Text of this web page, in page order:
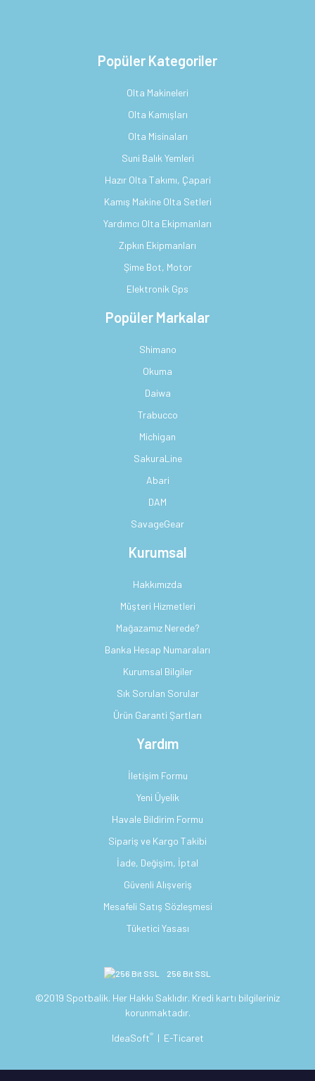
Popüler Kategoriler
Olta Makineleri
Olta Kamışları
Olta Misinaları
Suni Balık Yemleri
Hazır Olta Takımı, Çapari
Kamış Makine Olta Setleri
Yardımcı Olta Ekipmanları
Zıpkın Ekipmanları
Şime Bot, Motor
Elektronik Gps
Popüler Markalar
Shimano
Okuma
Daiwa
Trabucco
Michigan
SakuraLine
Abari
DAM
SavageGear
Kurumsal
Hakkımızda
Müşteri Hizmetleri
Mağazamız Nerede?
Banka Hesap Numaraları
Kurumsal Bilgiler
Sık Sorulan Sorular
Ürün Garanti Şartları
Yardım
İletişim Formu
Yeni Üyelik
Havale Bildirim Formu
Sipariş ve Kargo Takibi
İade, Değişim, İptal
Güvenli Alışveriş
Mesafeli Satış Sözleşmesi
Tüketici Yasası
256 Bit SSL
©2019 Spotbalik. Her Hakkı Saklıdır. Kredi kartı bilgileriniz
korunmaktadır.
IdeaSoft® | E-Ticaret